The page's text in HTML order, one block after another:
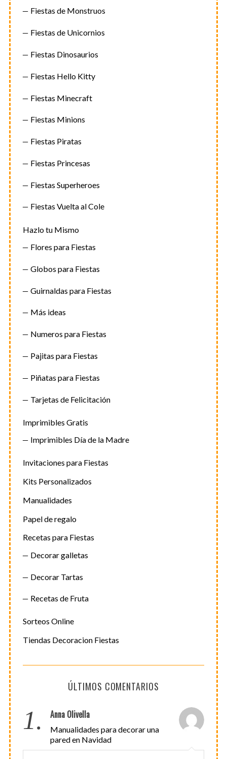
Fiestas de Monstruos
Fiestas de Unicornios
Fiestas Dinosaurios
Fiestas Hello Kitty
Fiestas Minecraft
Fiestas Minions
Fiestas Piratas
Fiestas Princesas
Fiestas Superheroes
Fiestas Vuelta al Cole
Hazlo tu Mismo
Flores para Fiestas
Globos para Fiestas
Guirnaldas para Fiestas
Más ideas
Numeros para Fiestas
Pajitas para Fiestas
Piñatas para Fiestas
Tarjetas de Felicitación
Imprimibles Gratis
Imprimibles Día de la Madre
Invitaciones para Fiestas
Kits Personalizados
Manualidades
Papel de regalo
Recetas para Fiestas
Decorar galletas
Decorar Tartas
Recetas de Fruta
Sorteos Online
Tiendas Decoracion Fiestas
ÚLTIMOS COMENTARIOS
1. Anna Olivella
Manualidades para decorar una
pared en Navidad